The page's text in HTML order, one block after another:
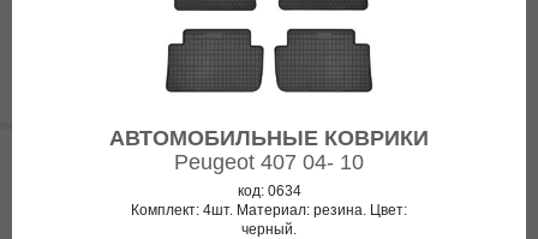
АВТОМОБИЛЬНЫЕ КОВРИКИ
Peugeot 407 04- 10
код: 0634
Комплект: 4шт. Материал: резина. Цвет:
черный.